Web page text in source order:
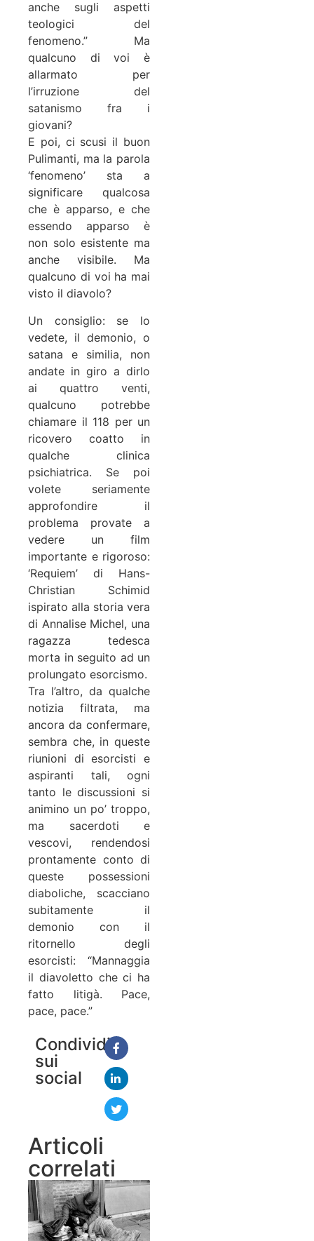
anche sugli aspetti
teologici del
fenomeno.” Ma
qualcuno di voi è
allarmato per
l’irruzione del
satanismo fra i
giovani?
E poi, ci scusi il buon
Pulimanti, ma la parola
‘fenomeno’ sta a
significare qualcosa
che è apparso, e che
essendo apparso è
non solo esistente ma
anche visibile. Ma
qualcuno di voi ha mai
visto il diavolo?
Un consiglio: se lo
vedete, il demonio, o
satana e similia, non
andate in giro a dirlo
ai quattro venti,
qualcuno potrebbe
chiamare il 118 per un
ricovero coatto in
qualche clinica
psichiatrica. Se poi
volete seriamente
approfondire il
problema provate a
vedere un film
importante e rigoroso:
‘Requiem’ di Hans-
Christian Schimid
ispirato alla storia vera
di Annalise Michel, una
ragazza tedesca
morta in seguito ad un
prolungato esorcismo.
Tra l’altro, da qualche
notizia filtrata, ma
ancora da confermare,
sembra che, in queste
riunioni di esorcisti e
aspiranti tali, ogni
tanto le discussioni si
animino un po’ troppo,
ma sacerdoti e
vescovi, rendendosi
prontamente conto di
queste possessioni
diaboliche, scacciano
subitamente il
demonio con il
ritornello degli
esorcisti: “Mannaggia
il diavoletto che ci ha
fatto litigà. Pace,
pace, pace.”
Condividi
sui
social
Articoli
correlati